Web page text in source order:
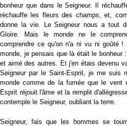
bonheur que dans le Seigneur. Il
réchauffe les fleurs des champs, et,
donne la vie. Le Seigneur nous a tout
Gloire. Mais le monde ne le
comprendre ce qu'on n'a ni vu ni goûté
monde, je pensais que là était le bonheur
et aimé des autres. Et j'en étais devenu
Seigneur par le Saint-Esprit, je me suis
monde comme de la fumée que le vent
Esprit réjouit l'âme et la remplit
contemple le Seigneur, oubliant la terre.
Seigneur, fais que les hommes se